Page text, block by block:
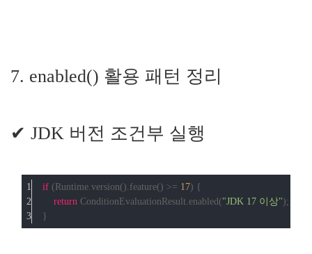
7. enabled() 활용 패턴 정리
✔ JDK 버전 조건부 실행
if (Runtime.version().feature() >= 17) {
return ConditionEvaluationResult.enabled("JDK 17 이상");
}